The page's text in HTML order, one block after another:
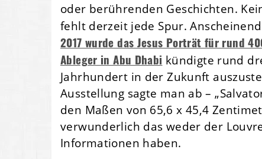
oder berührenden Geschichten.
fehlt derzeit jede Spur.
2017 wurde das Jesus Porträt für rund
Ableger in Abu Dhabi kündigte rund
Jahrhundert in der Zukunft
Ausstellung sagte man ab –
den Maßen von 65,6 x 45,4
verwunderlich das weder der
Informationen haben.